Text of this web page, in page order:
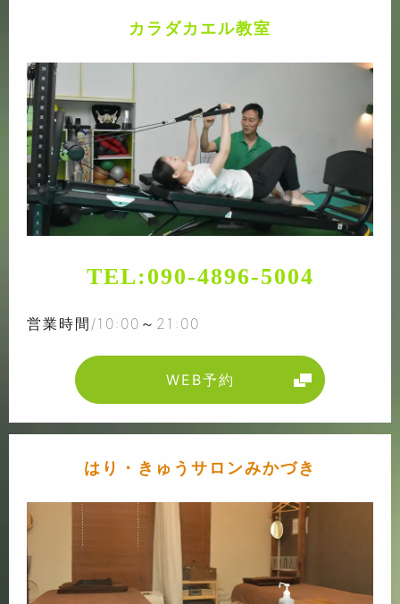
カラダカエル教室
TEL:090-4896-5004
営業時間/10:00～21:00
WEB予約
はり・きゅうサロンみかづき